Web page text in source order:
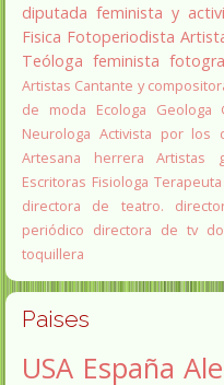
diputada feminista y
Fisica Fotoperiodista
Teóloga feminista
Artistas Cantante y
de moda
Ecologa Geologa
Neurologa Activista por los
Artesana herrera
Artistas
Escritoras Fisiologa Terapeuta
directora de teatro.
periódico directora de tv
toquillera
Paises
USA España